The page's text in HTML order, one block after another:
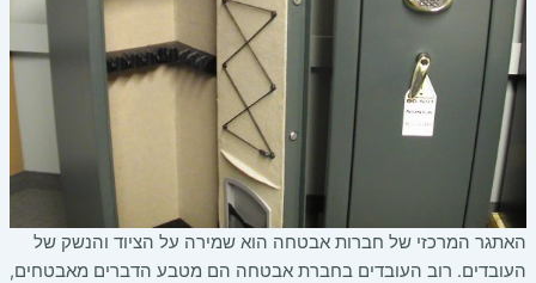
האתגר המרכזי של חברות אבטחה הוא שמירה על הציוד והנשק של
העובדים. רוב העובדים בחברת אבטחה הם מטבע הדברים מאבטחים,